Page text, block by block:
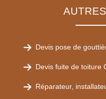
Devis pose de
Devis fuite de toiture
Réparateur,